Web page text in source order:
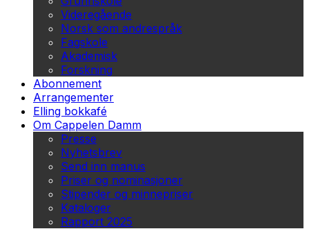
Videregående
Norsk som andrespråk
Fagskole
Akademisk
Forskning
Abonnement
Arrangementer
Elling bokkafé
Om Cappelen Damm
Presse
Nyhetsbrev
Send inn manus
Priser og nominasjoner
Stipender og minnepriser
Kataloger
Rapport 2025